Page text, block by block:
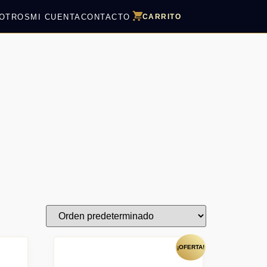
MI CUENTACONTACTO CARRITO
¡OFERTA!